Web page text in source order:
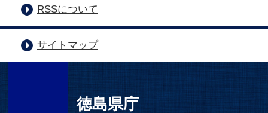
RSSについて
サイトマップ
徳島県庁